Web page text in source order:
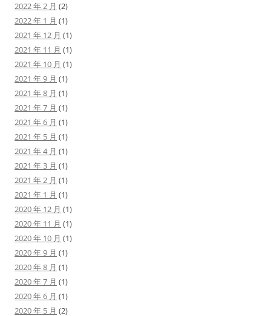
2022 年 2 月 (2)
2022 年 1 月 (1)
2021 年 12 月 (1)
2021 年 11 月 (1)
2021 年 10 月 (1)
2021 年 9 月 (1)
2021 年 8 月 (1)
2021 年 7 月 (1)
2021 年 6 月 (1)
2021 年 5 月 (1)
2021 年 4 月 (1)
2021 年 3 月 (1)
2021 年 2 月 (1)
2021 年 1 月 (1)
2020 年 12 月 (1)
2020 年 11 月 (1)
2020 年 10 月 (1)
2020 年 9 月 (1)
2020 年 8 月 (1)
2020 年 7 月 (1)
2020 年 6 月 (1)
2020 年 5 月 (2)